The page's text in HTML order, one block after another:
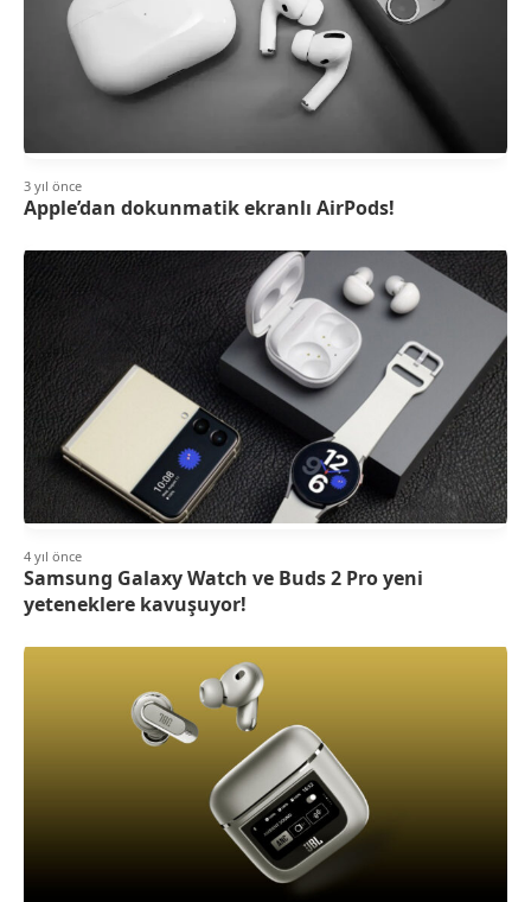
3 yıl önce
Apple’dan dokunmatik ekranlı AirPods!
4 yıl önce
Samsung Galaxy Watch ve Buds 2 Pro yeni
yeteneklere kavuşuyor!